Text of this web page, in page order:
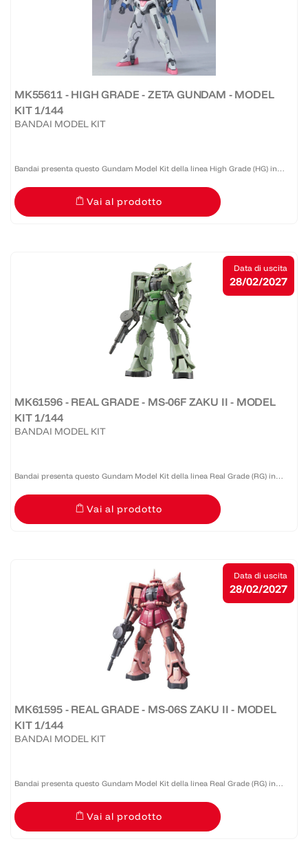
MK55611 - HIGH GRADE - ZETA GUNDAM - MODEL
KIT 1/144
BANDAI MODEL KIT
Bandai presenta questo Gundam Model Kit della linea High Grade (HG) in
scala 1:144 caratterizzato da buona qualità e costo accessibile. Realizzato in
PVC, necessita di montaggio.Vai al prodotto
MK61596 - REAL GRADE - MS-06F ZAKU II - MODEL
KIT 1/144
BANDAI MODEL KIT
Bandai presenta questo Gundam Model Kit della linea Real Grade (RG) in
scala 1:144 caratterizzato dagli aspetti migliori delle altre tre linee di Gunpla:
le piccole dimensioni e prezzi accessibili...
Vai al prodotto
Data di uscita
28/02/2027
MK61595 - REAL GRADE - MS-06S ZAKU II - MODEL
KIT 1/144
BANDAI MODEL KIT
Bandai presenta questo Gundam Model Kit della linea Real Grade (RG) in
scala 1:144 caratterizzato dagli aspetti migliori delle altre tre linee di Gunpla:
le piccole dimensioni e prezzi accessibili...
Vai al prodotto
Data di uscita
28/02/2027